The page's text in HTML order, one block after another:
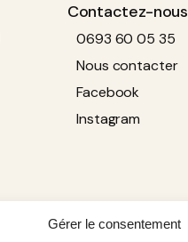
Gérer le consentement
Contactez-nous
0693 60 05 35
Nous contacter
Facebook
Instagram